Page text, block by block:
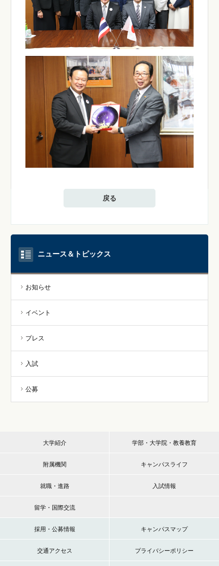
戻る
ニュース＆トピックス
お知らせ
イベント
プレス
入試
公募
大学紹介 学部・大学院・教養教育
附属機関 キャンパスライフ
就職・進路 入試情報
留学・国際交流
採用・公募情報 キャンパスマップ
交通アクセス プライバシーポリシー